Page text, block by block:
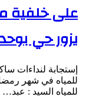
على خلفية
يزور حي
إستجابة لنداءات
للمياه في شهر
للمياه السيد : عبد…